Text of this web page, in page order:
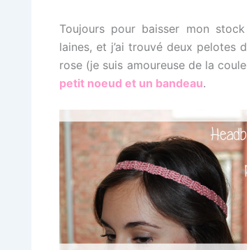
Toujours pour baisser mon
laines, et j’ai trouvé deux pelotes
rose (je suis amoureuse de la
petit noeud et un bandeau.